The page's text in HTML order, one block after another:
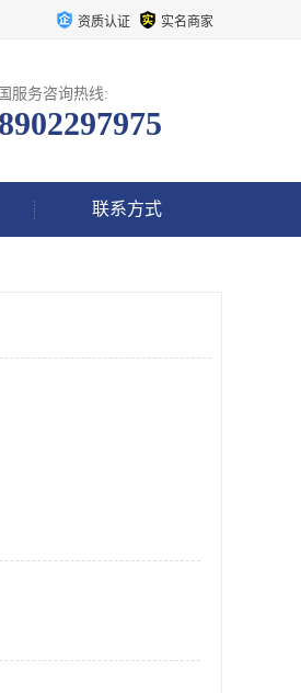
资质认证 实名商家
服务咨询热线:
联系方式